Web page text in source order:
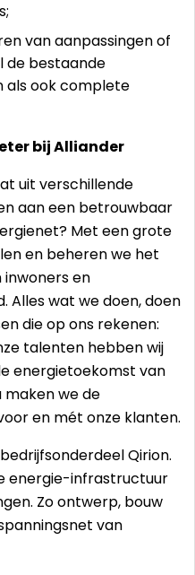
van aanpassingen of
de bestaande
als ook complete
bij Alliander
uit verschillende
aan een betrouwbaar
Met een grote
en beheren we het
en
Alles wat we doen, doen
die op ons rekenen:
talenten hebben wij
energietoekomst van
maken we de
en mét onze klanten.
Qirion.
energie-infrastructuur
Zo ontwerp, bouw
van